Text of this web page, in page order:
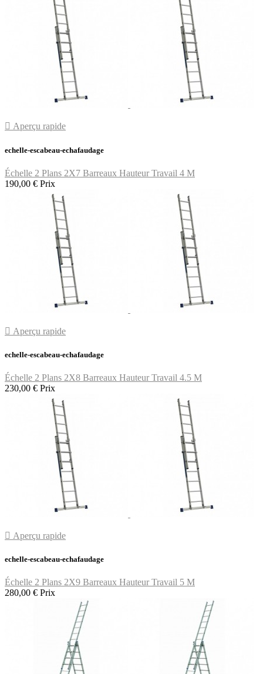
 Aperçu rapide
echelle-escabeau-echafaudage
Échelle 2 Plans 2X7 Barreaux Hauteur Travail 4 M
190,00 € Prix
 Aperçu rapide
echelle-escabeau-echafaudage
Échelle 2 Plans 2X8 Barreaux Hauteur Travail 4.5 M
230,00 € Prix
 Aperçu rapide
echelle-escabeau-echafaudage
Échelle 2 Plans 2X9 Barreaux Hauteur Travail 5 M
280,00 € Prix